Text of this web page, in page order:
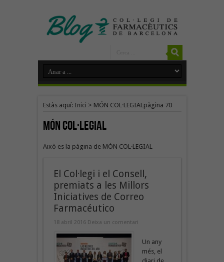
Estàs aquí: Inici > MÓN COL·LEGIAL pàgina 70
MÓN COL·LEGIAL
Això es la pàgina de MÓN COL·LEGIAL
El Col·legi i el Consell,
premiats a les Millors
Iniciatives de Correo
Farmacéutico
18 abril 2016 Deixa un comentari
Un any
més, el